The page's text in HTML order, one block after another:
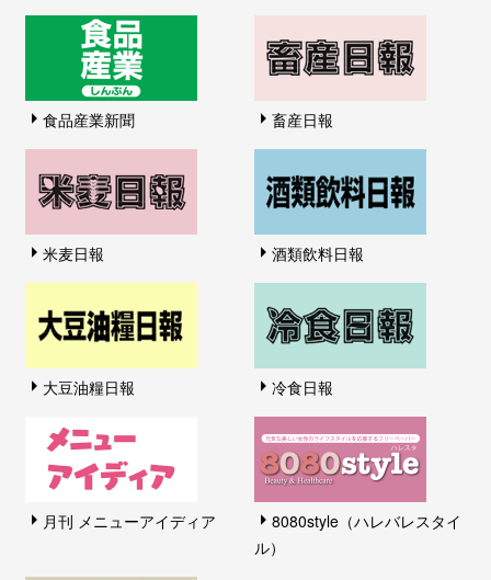
食品産業新聞 畜産日報
米麦日報 酒類飲料日報
大豆油糧日報 冷食日報
月刊 メニューアイディア
8080style（ハレバレスタイ
ル）